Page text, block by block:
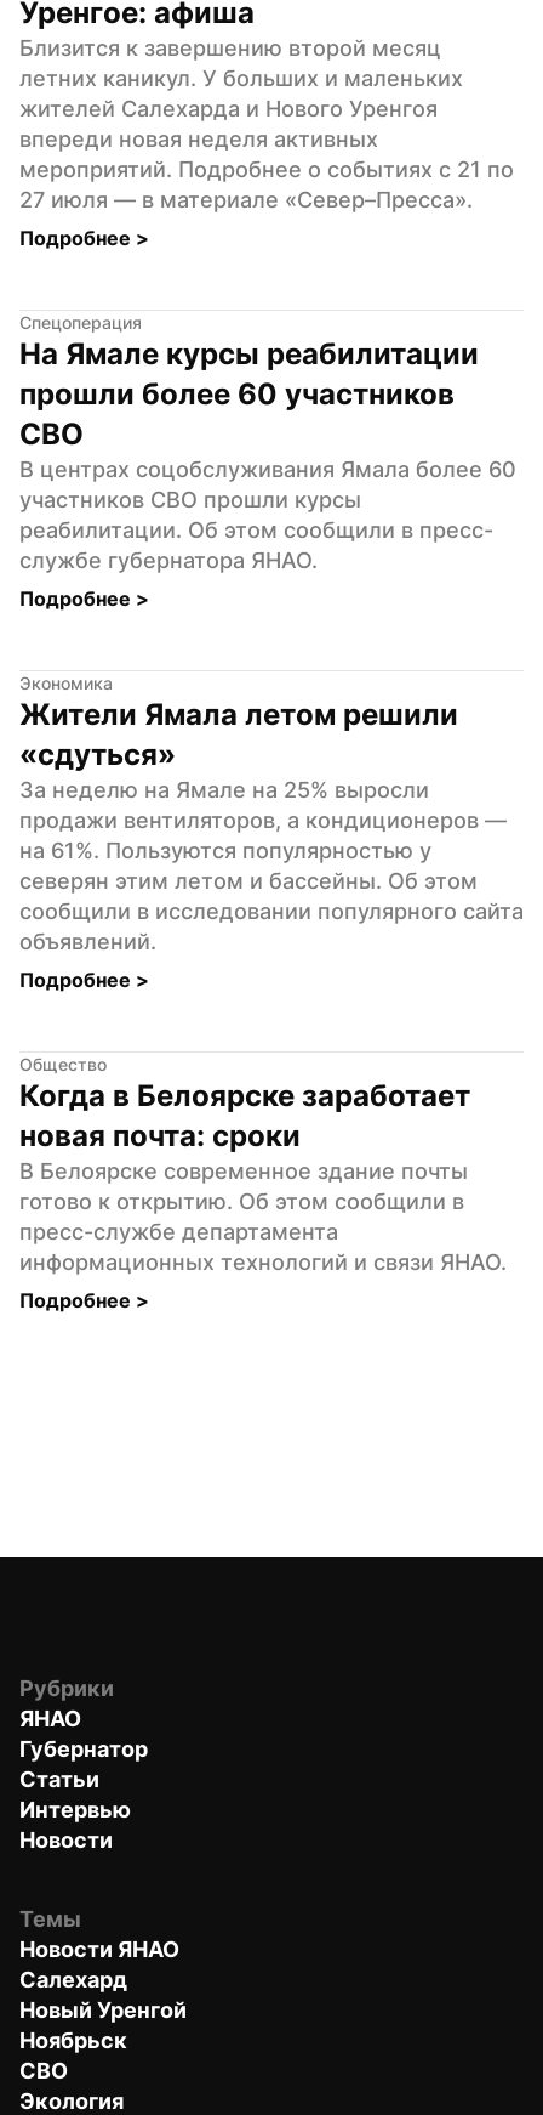
Уренгое: афиша
Близится к завершению второй месяц
летних каникул. У больших и маленьких
жителей Салехарда и Нового Уренгоя
впереди новая неделя активных
мероприятий. Подробнее о событиях с 21 по
27 июля — в материале «Север–Пресса».
Подробнее >
Спецоперация
На Ямале курсы реабилитации
прошли более 60 участников
СВО
В центрах соцобслуживания Ямала более 60
участников СВО прошли курсы
реабилитации. Об этом сообщили в пресс-
службе губернатора ЯНАО.
Подробнее >
Экономика
Жители Ямала летом решили
«сдуться»
За неделю на Ямале на 25% выросли
продажи вентиляторов, а кондиционеров —
на 61%. Пользуются популярностью у
северян этим летом и бассейны. Об этом
сообщили в исследовании популярного сайта
объявлений.
Подробнее >
Общество
Когда в Белоярске заработает
новая почта: сроки
В Белоярске современное здание почты
готово к открытию. Об этом сообщили в
пресс-службе департамента
информационных технологий и связи ЯНАО.
Подробнее >
Рубрики
ЯНАО
Губернатор
Статьи
Интервью
Новости
Темы
Новости ЯНАО
Салехард
Новый Уренгой
Ноябрьск
СВО
Экология